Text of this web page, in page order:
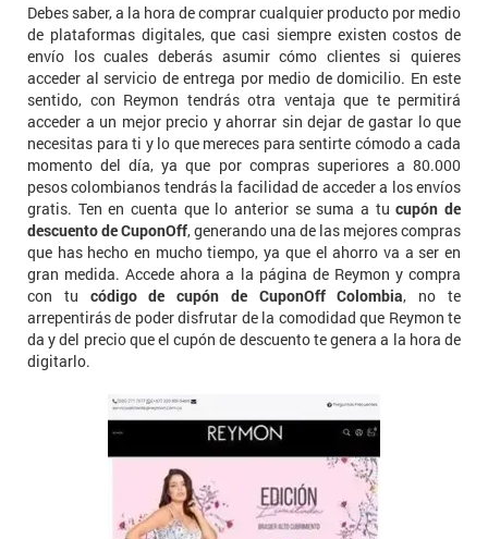
Debes saber, a la hora de comprar cualquier producto por medio
de plataformas digitales, que casi siempre existen costos de
envío los cuales deberás asumir cómo clientes si quieres
acceder al servicio de entrega por medio de domicilio. En este
sentido, con Reymon tendrás otra ventaja que te permitirá
acceder a un mejor precio y ahorrar sin dejar de gastar lo que
necesitas para ti y lo que mereces para sentirte cómodo a cada
momento del día, ya que por compras superiores a 80.000
pesos colombianos tendrás la facilidad de acceder a los envíos
gratis. Ten en cuenta que lo anterior se suma a tucupón de
descuento de CuponOff, generando una de las mejores compras
que has hecho en mucho tiempo, ya que el ahorro va a ser en
gran medida. Accede ahora a la página de Reymon y compra
con tu código de cupón de CuponOff Colombia, no te
arrepentirás de poder disfrutar de la comodidad que Reymon te
da y del precio que el cupón de descuento te genera a la hora de
digitarlo.